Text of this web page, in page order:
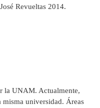
Revueltas 2014.
la UNAM. Actualmente,
universidad. Áreas